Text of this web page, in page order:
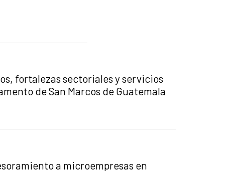
fortalezas sectoriales y servicios
de San Marcos de Guatemala
a microempresas en